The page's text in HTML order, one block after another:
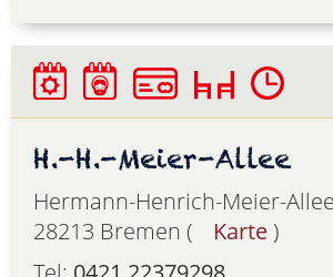
H.-H.-Meier-Allee
Hermann-Henrich-Meier-
28213 Bremen (
Karte )